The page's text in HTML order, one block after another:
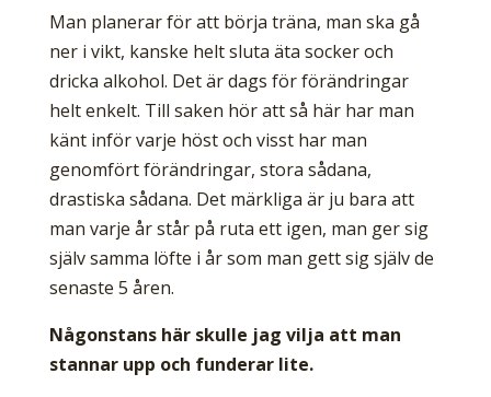
Man planerar för att börja träna, man ska gå
ner i vikt, kanske helt sluta äta socker och
dricka alkohol. Det är dags för förändringar
helt enkelt. Till saken hör att så här har man
känt inför varje höst och visst har man
genomfört förändringar, stora sådana,
drastiska sådana. Det märkliga är ju bara att
man varje år står på ruta ett igen, man ger sig
själv samma löfte i år som man gett sig själv de
senaste 5 åren.
Någonstans här skulle jag vilja att man
stannar upp och funderar lite.